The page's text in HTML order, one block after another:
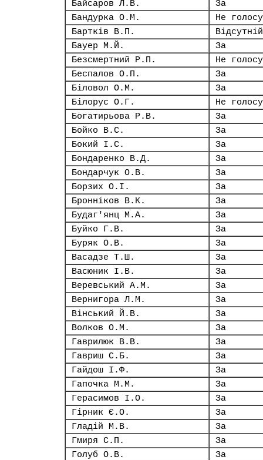
Байсаров Л.В.
За
Бандурка О.М.
Не
Бартків В.П.
Відсутній
Бауер М.Й.
За
Безсмертний Р.П.
Не
Беспалов О.П.
За
Біловол О.М.
За
Білорус О.Г.
Не
Богатирьова Р.В.
За
Бойко В.С.
За
Бокий І.С.
За
Бондаренко В.Д.
За
Бондарчук О.В.
За
Борзих О.І.
За
Бронніков В.К.
За
Будаг'янц М.А.
За
Буйко Г.В.
За
Буряк О.В.
За
Васадзе Т.Ш.
За
Васюник І.В.
За
Веревський А.М.
За
Вернигора Л.М.
За
Вінський Й.В.
За
Волков О.М.
За
Гаврилюк В.В.
За
Гавриш С.Б.
За
Гайдош І.Ф.
За
Гапочка М.М.
За
Герасимов І.О.
За
Гірник Є.О.
За
Гладій М.В.
За
Гмиря С.П.
За
Голуб О.В.
За